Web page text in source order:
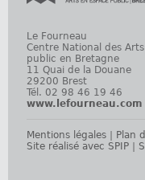
Le Fourneau
Centre National des
public en Bretagne
11 Quai de la Douane
29200 Brest
Tél. 02 98 46 19 46
www.lefourneau.com
Mentions légales | Plan
Site réalisé avec SPIP |